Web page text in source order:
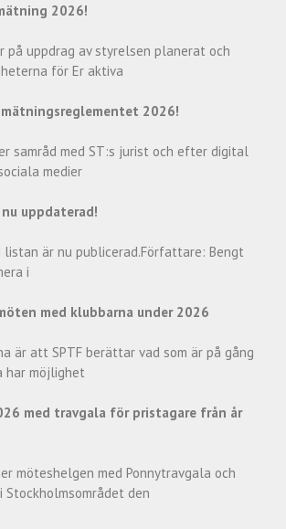
2026!
på uppdrag av styrelsen planerat och
för Er aktiva
mätningsreglementet 2026!
samråd med ST:s jurist och efter digital
medier
uppdaterad!
listan är nu publicerad.Författare: Bengt
i
med klubbarna under 2026
är att SPTF berättar vad som är på gång
har möjlighet
med travgala för pristagare från år
möteshelgen med Ponnytravgala och
den